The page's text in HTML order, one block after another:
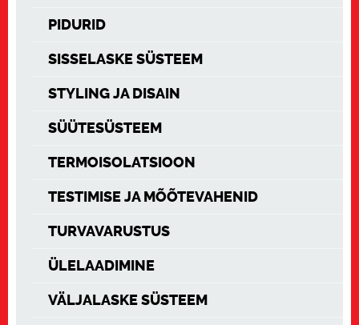
PIDURID
SISSELASKE SÜSTEEM
STYLING JA DISAIN
SÜÜTESÜSTEEM
TERMOISOLATSIOON
TESTIMISE JA MÕÕTEVAHENID
TURVAVARUSTUS
ÜLELAADIMINE
VÄLJALASKE SÜSTEEM